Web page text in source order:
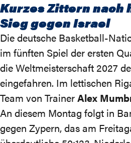
Kurzes Zittern nach
Sieg gegen Israel
Die deutsche Basketball-
im fünften Spiel der ersten
die Weltmeisterschaft 2027
eingefahren. Im lettischen
Team von TrainerAlex
An diesem Montag folgt in
gegen Zypern, das am